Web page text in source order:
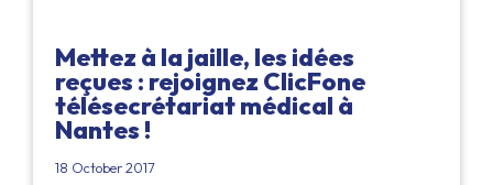
Mettez à la jaille, les idées
reçues : rejoignez ClicFone
télésecrétariat médical à
Nantes !
18 October 2017